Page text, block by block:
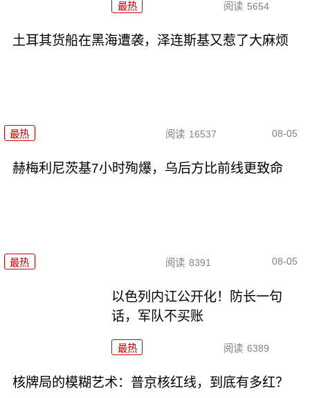
最热 阅读 5654
土耳其货船在黑海遭袭，泽连斯基又惹了大麻烦
最热 阅读 16537 08-05
赫梅利尼茨基7小时殉爆，乌后方比前线更致命
最热 阅读 8391 08-05
以色列内讧公开化！防长一句
话，军队不买账
最热 阅读 6389
核牌局的模糊艺术：普京核红线，到底有多红？